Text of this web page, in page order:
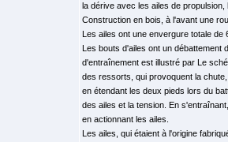
la dérive avec les ailes de
Construction en bois, à l'avant une
Les ailes ont une envergure totale
Les bouts d'ailes ont un débattement
d'entraînement est illustré par Le
des ressorts, qui provoquent la
en étendant les deux pieds lors du
des ailes et la tension. En
en actionnant les ailes.
Les ailes, qui étaient à l'origine